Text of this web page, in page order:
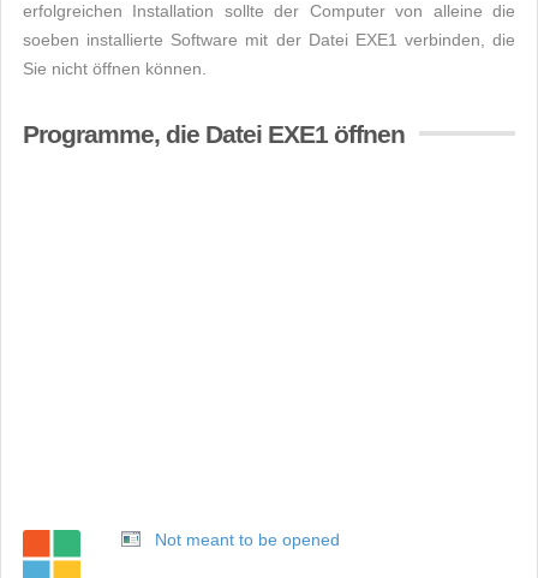
erfolgreichen Installation sollte der Computer von alleine die
soeben installierte Software mit der Datei EXE1 verbinden, die
Sie nicht öffnen können.
Programme, die Datei EXE1 öffnen
Not meant to be opened